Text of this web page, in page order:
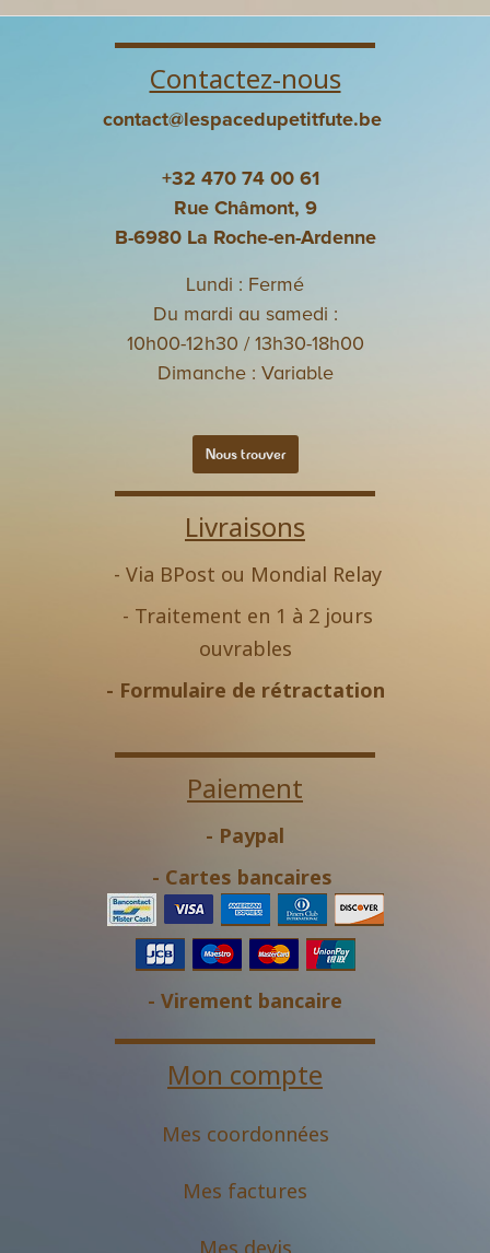
Contactez-nous
contact@lespacedupetitfute.be
+32 470 74 00 61
Rue Châmont, 9
B-6980 La Roche-en-Ardenne
Lundi : Fermé
Du mardi au samedi :
10h00-12h30 / 13h30-18h00
Dimanche : Variable
Nous trouver
Livraisons
- Via BPost ou Mondial Relay
- Traitement en 1 à 2 jours
ouvrables
- Formulaire de rétractation
Paiement
- Paypal
- Cartes bancaires
- Virement bancaire
Mon compte
Mes coordonnées
Mes factures
Mes devis